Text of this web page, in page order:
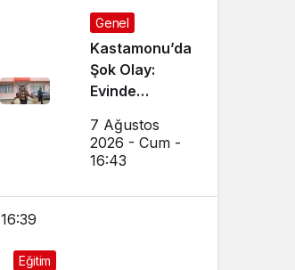
Genel
Kastamonu’da
Şok Olay:
Evinde
Halde
Bulundu
7 Ağustos
2026 - Cum -
16:43
16:39
Eğitim